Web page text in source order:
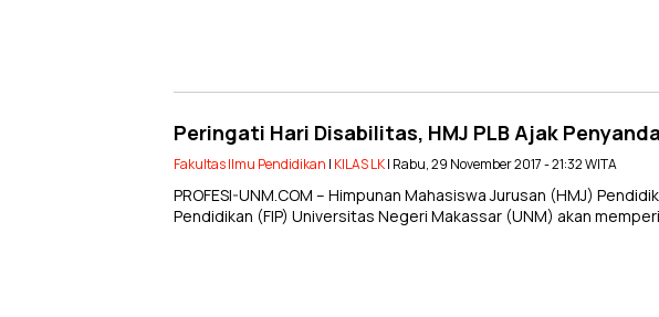
Peringati Hari Disabilitas, HMJ PLB Ajak
Fakultas Ilmu Pendidikan | KILAS LK| Rabu, 29 November 2017 - 21:32 WITA
PROFESI-UNM.COM – Himpunan Mahasiswa Jurusan (HMJ)
Pendidikan (FIP) Universitas Negeri Makassar (UNM) akan